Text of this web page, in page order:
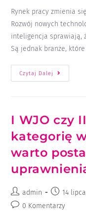
Rynek pracy zmienia
Rozwój nowych
inteligencja sprawiają,
Są jednak branże,
Czytaj Dalej
I WJO czy
kategorię
warto
admin 14
0 Komentarzy